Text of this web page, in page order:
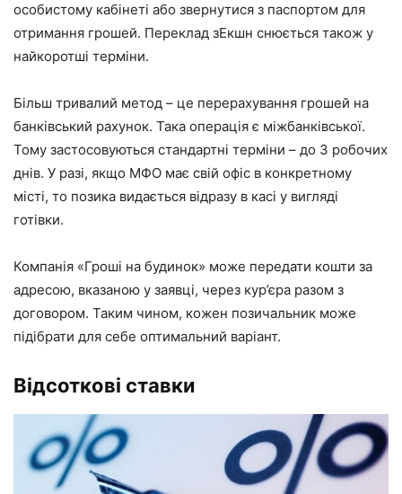
особистому кабінеті або звернутися з паспортом для
отримання грошей. Переклад зЕкшн снюється також у
найкоротші терміни.
Більш тривалий метод – це перерахування грошей на
банківський рахунок. Така операція є міжбанківської.
Тому застосовуються стандартні терміни – до 3 робочих
днів. У разі, якщо МФО має свій офіс в конкретному
місті, то позика видається відразу в касі у вигляді
готівки.
Компанія «Гроші на будинок» може передати кошти за
адресою, вказаною у заявці, через кур’єра разом з
договором. Таким чином, кожен позичальник може
підібрати для себе оптимальний варіант.
Відсоткові ставки